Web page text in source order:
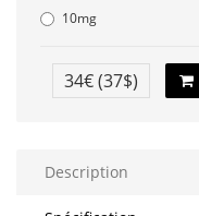
10mg
34€(37$)
Description